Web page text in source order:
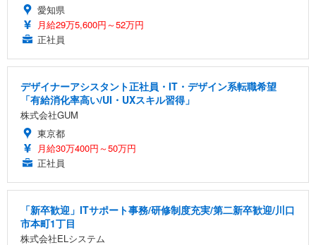
愛知県
月給29万5,600円～52万円
正社員
デザイナーアシスタント正社員・IT・デザイン系転職希望
「有給消化率高い/UI・UXスキル習得」
株式会社GUM
東京都
月給30万400円～50万円
正社員
「新卒歓迎」ITサポート事務/研修制度充実/第二新卒歓迎/川口
市本町1丁目
株式会社ELシステム